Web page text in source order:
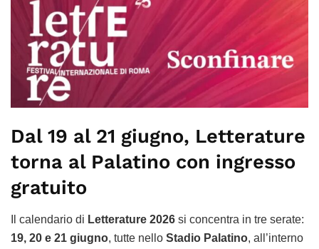
Dal 19 al 21 giugno, Letterature
torna al Palatino con ingresso
gratuito
Il calendario di Letterature 2026 si concentra in tre serate:
19, 20 e 21 giugno, tutte nello Stadio Palatino, all’interno